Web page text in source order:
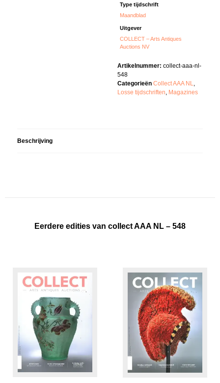
Type tijdschrift
Maandblad
Uitgever
COLLECT – Arts Antiques
Auctions NV
Artikelnummer: collect-aaa-nl-
548
Categorieën Collect AAA NL,
Losse tijdschriften, Magazines
Beschrijving
Eerdere edities van collect AAA NL – 548